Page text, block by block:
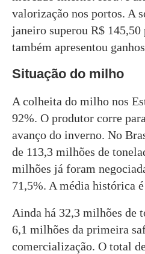
valorização nos portos. A
janeiro superou R$ 145,50
também apresentou
Situação do milho
A colheita do milho nos
92%. O produtor corre
avanço do inverno. No
de 113,3 milhões de
milhões já foram
71,5%. A média histórica
Ainda há 32,3 milhões de
6,1 milhões da primeira
comercialização. O total